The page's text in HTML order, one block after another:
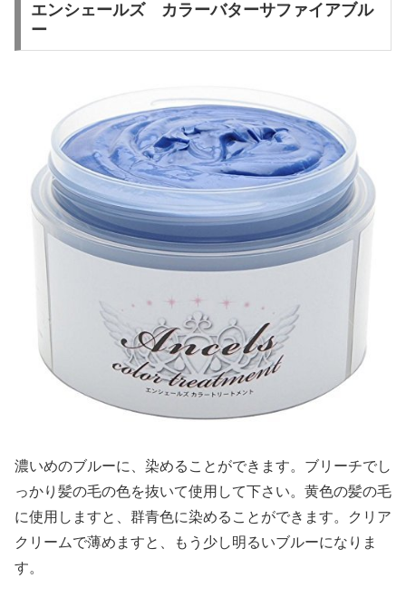
エンシェールズ カラーバターサファイアブル
ー
濃いめのブルーに、染めることができます。ブリーチでし
っかり髪の毛の色を抜いて使用して下さい。黄色の髪の毛
に使用しますと、群青色に染めることができます。クリア
クリームで薄めますと、もう少し明るいブルーになりま
す。